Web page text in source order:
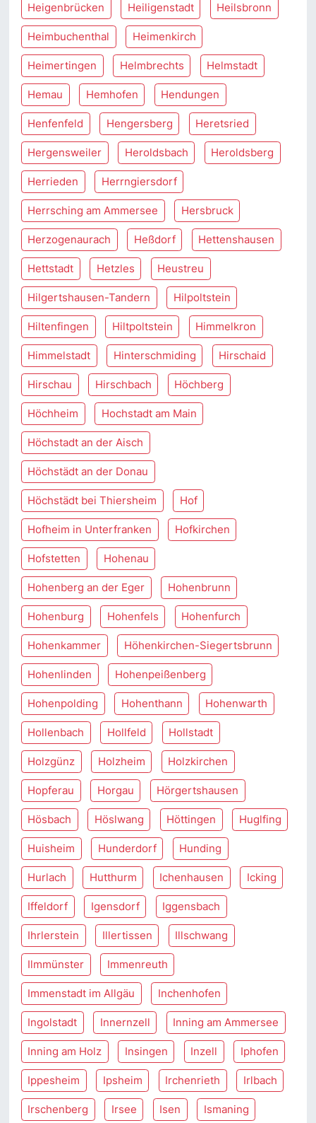
Heigenbrücken Heiligenstadt Heilsbronn
Heimbuchenthal Heimenkirch
Heimertingen Helmbrechts Helmstadt
Hemau Hemhofen Hendungen
Henfenfeld Hengersberg Heretsried
Hergensweiler Heroldsbach Heroldsberg
Herrieden Herrngiersdorf
Herrsching am Ammersee Hersbruck
Herzogenaurach Heßdorf Hettenshausen
Hettstadt Hetzles Heustreu
Hilgertshausen-Tandern Hilpoltstein
Hiltenfingen Hiltpoltstein Himmelkron
Himmelstadt Hinterschmiding Hirschaid
Hirschau Hirschbach Höchberg
Höchheim Hochstadt am Main
Höchstadt an der Aisch
Höchstädt an der Donau
Höchstädt bei Thiersheim Hof
Hofheim in Unterfranken Hofkirchen
Hofstetten Hohenau
Hohenberg an der Eger Hohenbrunn
Hohenburg Hohenfels Hohenfurch
Hohenkammer Höhenkirchen-Siegertsbrunn
Hohenlinden Hohenpeißenberg
Hohenpolding Hohenthann Hohenwarth
Hollenbach Hollfeld Hollstadt
Holzgünz Holzheim Holzkirchen
Hopferau Horgau Hörgertshausen
Hösbach Höslwang Höttingen Huglfing
Huisheim Hunderdorf Hunding
Hurlach Hutthurm Ichenhausen Icking
Iffeldorf Igensdorf Iggensbach
Ihrlerstein Illertissen Illschwang
Ilmmünster Immenreuth
Immenstadt im Allgäu Inchenhofen
Ingolstadt Innernzell Inning am Ammersee
Inning am Holz Insingen Inzell Iphofen
Ippesheim Ipsheim Irchenrieth Irlbach
Irschenberg Irsee Isen Ismaning